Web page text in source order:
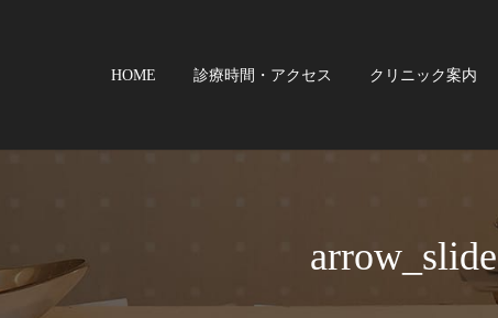
HOME 診療時間・アクセス クリニック案内
arrow_slide